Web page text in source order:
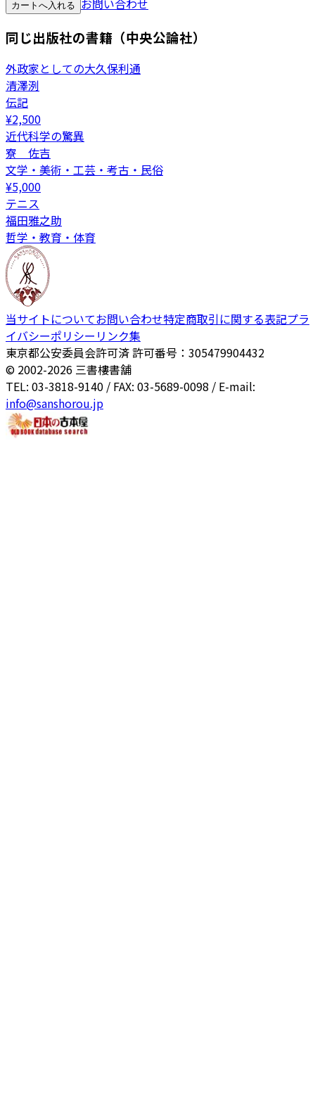
カートへ入れる お問い合わせ
同じ出版社の書籍（中央公論社）
外政家としての大久保利通
清澤洌
伝記
¥2,500
近代科学の驚異
寮 佐吉
文学・美術・工芸・考古・民俗
¥5,000
テニス
福田雅之助
哲学・教育・体育
当サイトについてお問い合わせ特定商取引に関する表記プラ
イバシーポリシー リンク集
東京都公安委員会許可済 許可番号：305479904432
© 2002-2026 三書樓書舗
TEL: 03-3818-9140 / FAX: 03-5689-0098 / E-mail:
info@sanshorou.jp